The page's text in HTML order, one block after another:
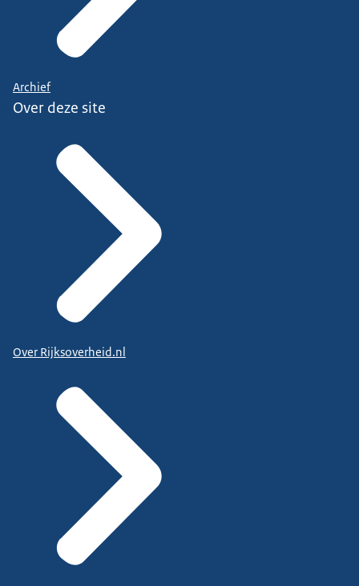
Archief
Over deze site
Over Rijksoverheid.nl